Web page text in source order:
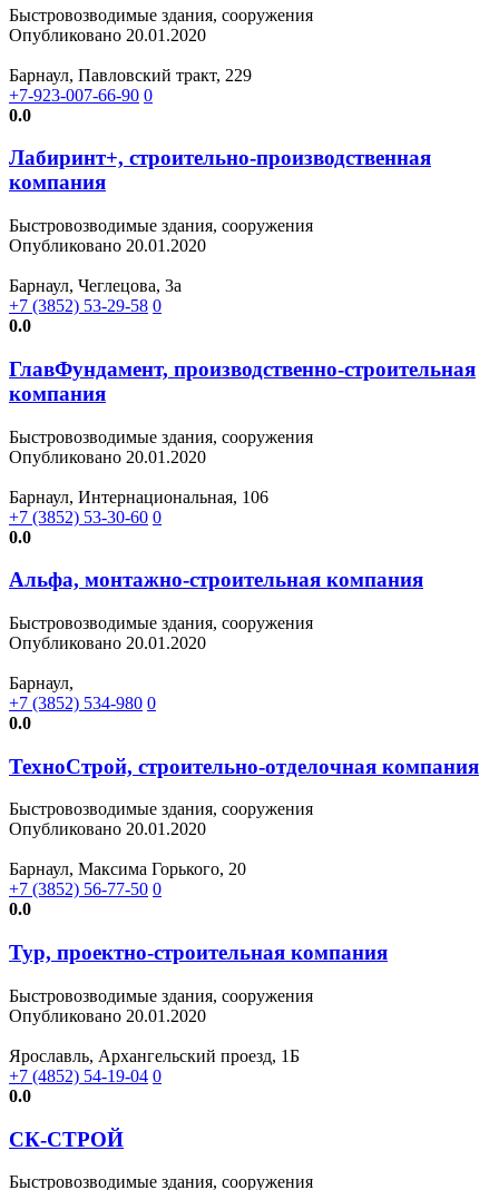
Быстровозводимые здания, сооружения
Опубликовано 20.01.2020
Барнаул, Павловский тракт, 229
+7-923-007-66-90 0
0.0
Лабиринт+, строительно-производственная
компания
Быстровозводимые здания, сооружения
Опубликовано 20.01.2020
Барнаул, Чеглецова, 3а
+7 (3852) 53-29-58 0
0.0
ГлавФундамент, производственно-строительная
компания
Быстровозводимые здания, сооружения
Опубликовано 20.01.2020
Барнаул, Интернациональная, 106
+7 (3852) 53-30-60 0
0.0
Альфа, монтажно-строительная компания
Быстровозводимые здания, сооружения
Опубликовано 20.01.2020
Барнаул,
+7 (3852) 534-980 0
0.0
ТехноСтрой, строительно-отделочная компания
Быстровозводимые здания, сооружения
Опубликовано 20.01.2020
Барнаул, Максима Горького, 20
+7 (3852) 56-77-50 0
0.0
Тур, проектно-строительная компания
Быстровозводимые здания, сооружения
Опубликовано 20.01.2020
Ярославль, Архангельский проезд, 1Б
+7 (4852) 54-19-04 0
0.0
СК-СТРОЙ
Быстровозводимые здания, сооружения